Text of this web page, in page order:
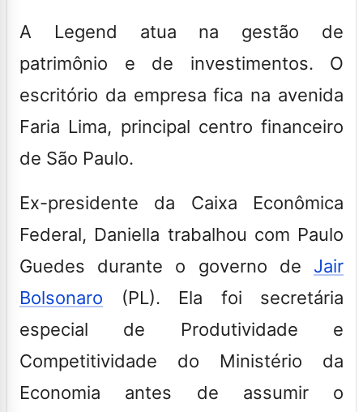
A Legend atua na gestão de
patrimônio e de investimentos. O
escritório da empresa fica na avenida
Faria Lima, principal centro financeiro
de São Paulo.
Ex-presidente da Caixa Econômica
Federal, Daniella trabalhou com Paulo
Guedes durante o governo de Jair
Bolsonaro (PL). Ela foi secretária
especial de Produtividade e
Competitividade do Ministério da
Economia antes de assumir o